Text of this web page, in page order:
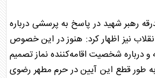
رهبر شهید در پاسخ به پرسشی درباره
نیز اظهار کرد: هنوز در این خصوص
درباره شخصیت اقامه‌کننده نماز تصمیم
طور قطع این آیین در حرم مطهر رضوی